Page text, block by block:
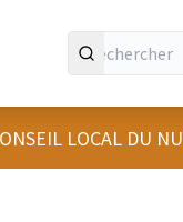
LOCAL DU